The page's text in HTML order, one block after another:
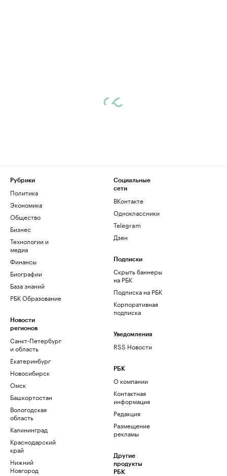
Рубрики
Политика
Экономика
Общество
Бизнес
Технологии и
медиа
Финансы
Биографии
База знаний
РБК Образование
Новости
регионов
Санкт-Петербург
и область
Екатеринбург
Новосибирск
Омск
Башкортостан
Вологодская
область
Калининград
Краснодарский
край
Нижний
Новгород
Социальные
сети
ВКонтакте
Одноклассники
Telegram
Дзен
Подписки
Скрыть баннеры
на РБК
Подписка на РБК
Корпоративная
подписка
Уведомления
RSS Новости
РБК
О компании
Контактная
информация
Редакция
Размещение
рекламы
Другие
продукты
РБК